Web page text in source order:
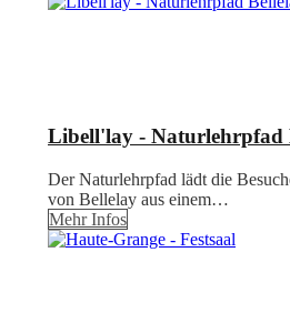
Libell'lay - Naturlehrpfad
Der Naturlehrpfad lädt die
von Bellelay aus einem…
Mehr Infos